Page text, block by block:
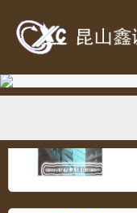
...